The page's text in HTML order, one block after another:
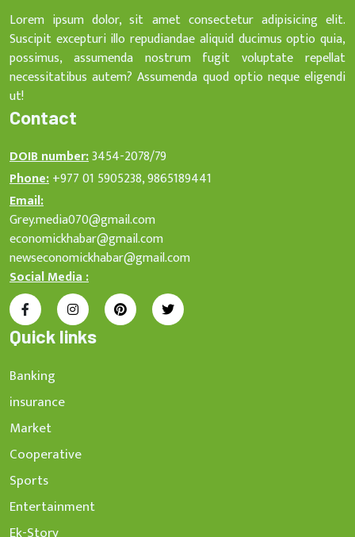
Lorem ipsum dolor, sit amet consectetur adipisicing elit.
Suscipit excepturi illo repudiandae aliquid ducimus optio quia,
possimus, assumenda nostrum fugit voluptate repellat
necessitatibus autem? Assumenda quod optio neque eligendi
ut!
Contact
DOIB number:3454-2078/79
Phone:+977 01 5905238, 9865189441
Email:
Grey.media070@gmail.com
economickhabar@gmail.com
newseconomickhabar@gmail.com
Social Media :
Quick links
Banking
insurance
Market
Cooperative
Sports
Entertainment